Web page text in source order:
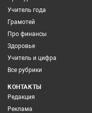
Учитель года
Грамотей
Про финансы
Здоровье
Учитель и цифра
Все рубрики
КОНТАКТЫ
Редакция
Реклама